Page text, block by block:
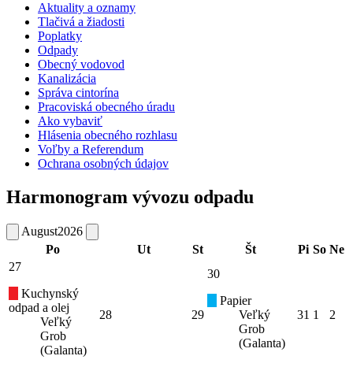
Aktuality a oznamy
Tlačivá a žiadosti
Poplatky
Odpady
Obecný vodovod
Kanalizácia
Správa cintorína
Pracoviská obecného úradu
Ako vybaviť
Hlásenia obecného rozhlasu
Voľby a Referendum
Ochrana osobných údajov
Harmonogram vývozu odpadu
August2026
Po
Ut St Št Pi So Ne
27
Kuchynský
odpad a olej
Veľký
Grob
(Galanta)
28 29
30
Papier
Veľký
Grob
(Galanta)
31 1 2